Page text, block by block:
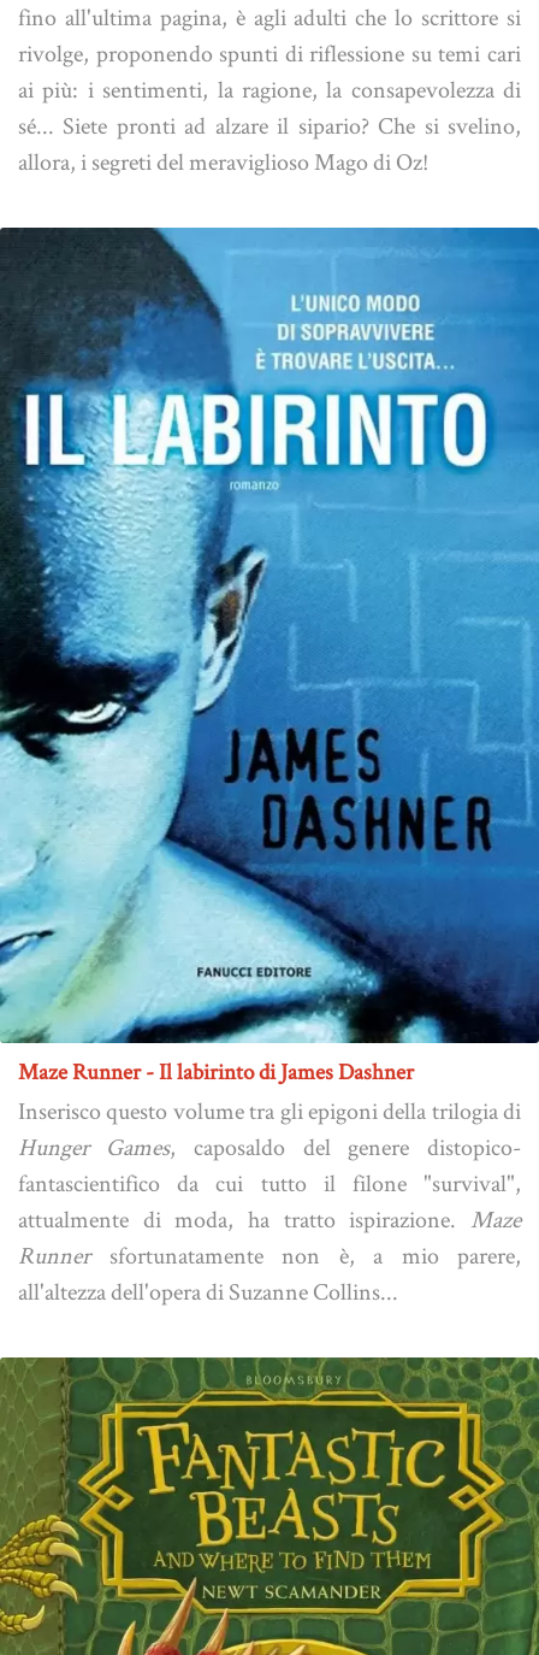
fino all'ultima pagina, è agli adulti che lo scrittore si
rivolge, proponendo spunti di riflessione su temi cari
ai più: i sentimenti, la ragione, la consapevolezza di
sé... Siete pronti ad alzare il sipario? Che si svelino,
allora, i segreti del meraviglioso Mago di Oz!
Maze Runner - Il labirinto di James Dashner
Inserisco questo volume tra gli epigoni della trilogia di
Hunger Games, caposaldo del genere distopico-
fantascientifico da cui tutto il filone "survival",
attualmente di moda, ha tratto ispirazione. Maze
Runnersfortunatamente non è, a mio parere,
all'altezza dell'opera di Suzanne Collins...